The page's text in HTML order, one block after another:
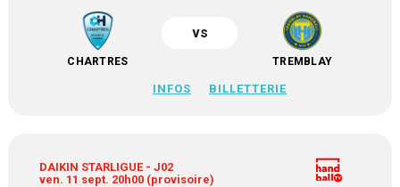
CHARTRES
vs
TREMBLAY
INFOS BILLETTERIE
DAIKIN STARLIGUE - J02
ven. 11 sept. 20h00 (provisoire)